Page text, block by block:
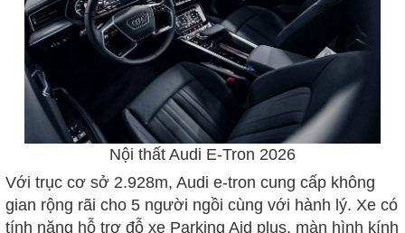
Nội thất Audi E-Tron 2026
Với trục cơ sở 2.928m, Audi e-tron cung cấp không
gian rộng rãi cho 5 người ngồi cùng với hành lý. Xe có
tính năng hỗ trợ đỗ xe Parking Aid plus, màn hình kính